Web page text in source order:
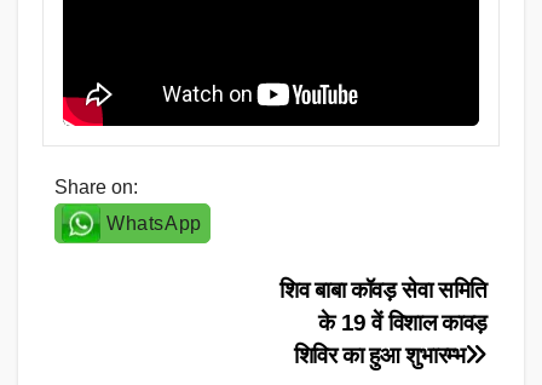
Share on:
WhatsApp
शिव बाबा कॉवड़ सेवा समिति
के 19 वें विशाल कावड़
शिविर का हुआ शुभारम्भ